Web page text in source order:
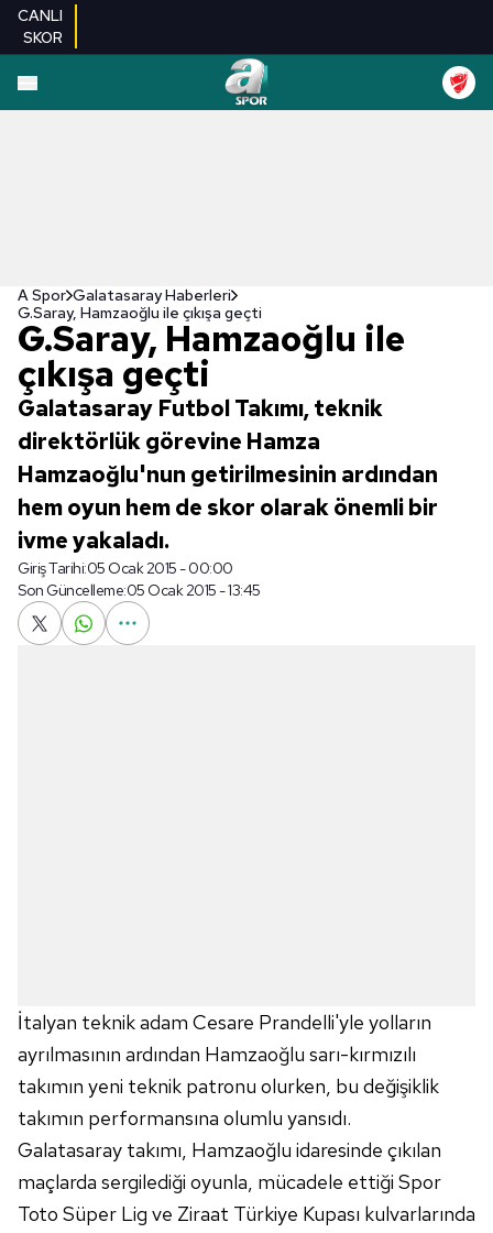
CANLI
SKOR
A Spor Galatasaray Haberleri
G.Saray, Hamzaoğlu ile çıkışa geçti
G.Saray, Hamzaoğlu ile
çıkışa geçti
Galatasaray Futbol Takımı, teknik
direktörlük görevine Hamza
Hamzaoğlu'nun getirilmesinin ardından
hem oyun hem de skor olarak önemli bir
ivme yakaladı.
Giriş Tarihi:05 Ocak 2015 - 00:00
Son Güncelleme:05 Ocak 2015 - 13:45
İtalyan teknik adam Cesare Prandelli'yle yolların
ayrılmasının ardından Hamzaoğlu sarı-kırmızılı
takımın yeni teknik patronu olurken, bu değişiklik
takımın performansına olumlu yansıdı.
Galatasaray takımı, Hamzaoğlu idaresinde çıkılan
maçlarda sergilediği oyunla, mücadele ettiği Spor
Toto Süper Lig ve Ziraat Türkiye Kupası kulvarlarında